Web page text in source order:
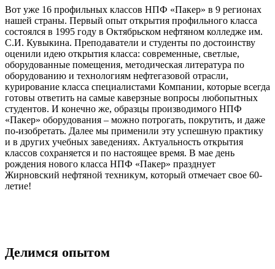
Вот уже 16 профильных классов НПФ «Пакер» в 9 регионах
нашей страны. Первый опыт открытия профильного класса
состоялся в 1995 году в Октябрьском нефтяном колледже им.
С.И. Кувыкина. Преподаватели и студенты по достоинству
оценили идею открытия класса: современные, светлые,
оборудованные помещения, методическая литература по
оборудованию и технологиям нефтегазовой отрасли,
курирование класса специалистами Компании, которые всегда
готовы ответить на самые каверзные вопросы любопытных
студентов. И конечно же, образцы производимого НПФ
«Пакер» оборудования – можно потрогать, покрутить, и даже
по-изобретать. Далее мы применили эту успешную практику
и в других учебных заведениях. Актуальность открытия
классов сохраняется и по настоящее время. В мае день
рождения нового класса НПФ «Пакер» празднует
Жирновский нефтяной техникум, который отмечает свое 60-
летие!
Делимся опытом